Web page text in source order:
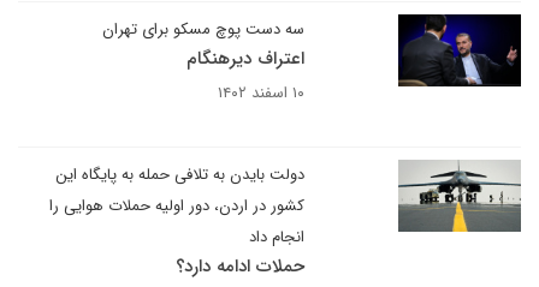
سه دست پوچ مسکو برای تهران
اعتراف دیرهنگام
۱۰ اسفند ۱۴۰۲
دولت بایدن به تلافی حمله به پایگاه این
کشور در اردن، دور اولیه حملات هوایی را
انجام داد
حملات ادامه دارد؟